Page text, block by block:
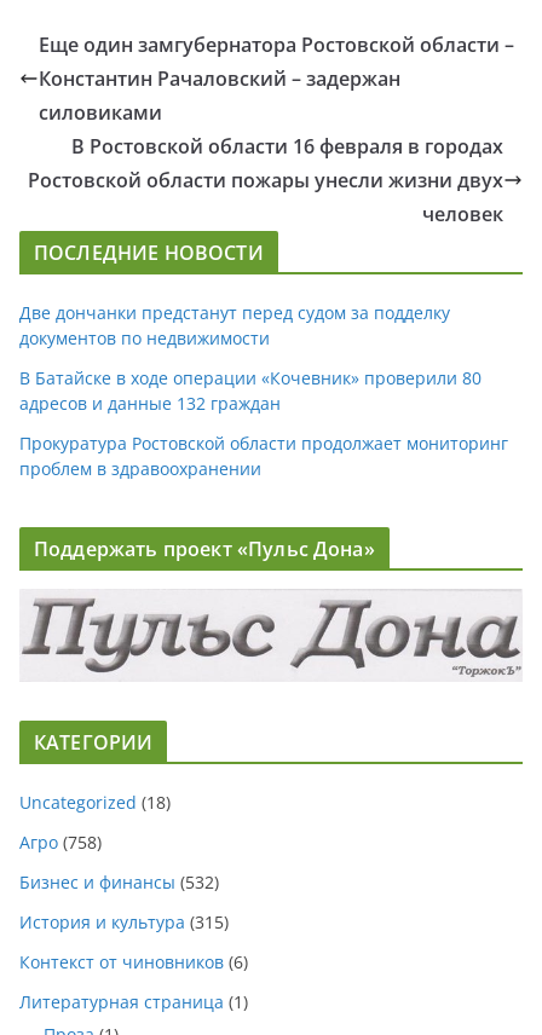
Еще один замгубернатора Ростовской области –
Константин Рачаловский – задержан
силовиками
В Ростовской области 16 февраля в городах
Ростовской области пожары унесли жизни двух
человек
ПОСЛЕДНИЕ НОВОСТИ
Две дончанки предстанут перед судом за подделку
документов по недвижимости
В Батайске в ходе операции «Кочевник» проверили 80
адресов и данные 132 граждан
Прокуратура Ростовской области продолжает мониторинг
проблем в здравоохранении
Поддержать проект «Пульс Дона»
КАТЕГОРИИ
Uncategorized (18)
Агро (758)
Бизнес и финансы (532)
История и культура (315)
Контекст от чиновников (6)
Литературная страница (1)